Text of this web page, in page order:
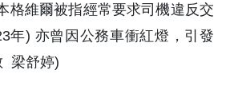
格維爾被指經常要求司機違反交
年) 亦曾因公務車衝紅燈，引發
梁舒婷)